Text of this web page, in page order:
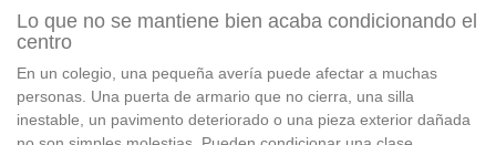
Lo que no se mantiene bien acaba condicionando el
centro
En un colegio, una pequeña avería puede afectar a muchas
personas. Una puerta de armario que no cierra, una silla
inestable, un pavimento deteriorado o una pieza exterior dañada